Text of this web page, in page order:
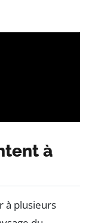
à
à plusieurs